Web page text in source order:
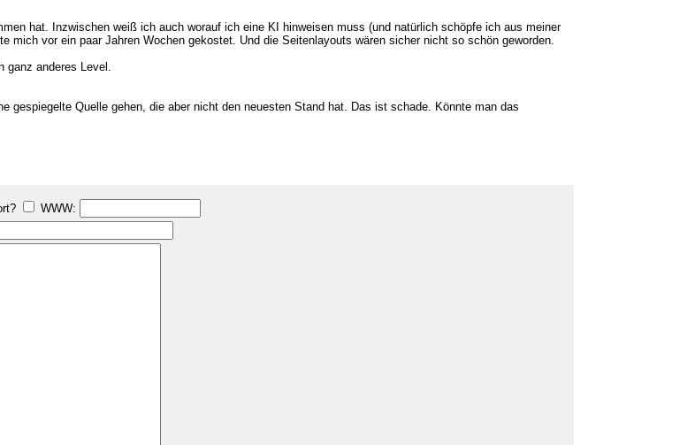
hat. Inzwischen weiß ich auch worauf ich eine KI hinweisen muss (und natürlich schöpfe ich aus meiner
mich vor ein paar Jahren Wochen gekostet. Und die Seitenlayouts wären sicher nicht so schön geworden.
ganz anderes Level.
gespiegelte Quelle gehen, die aber nicht den neuesten Stand hat. Das ist schade. Könnte man das
WWW: